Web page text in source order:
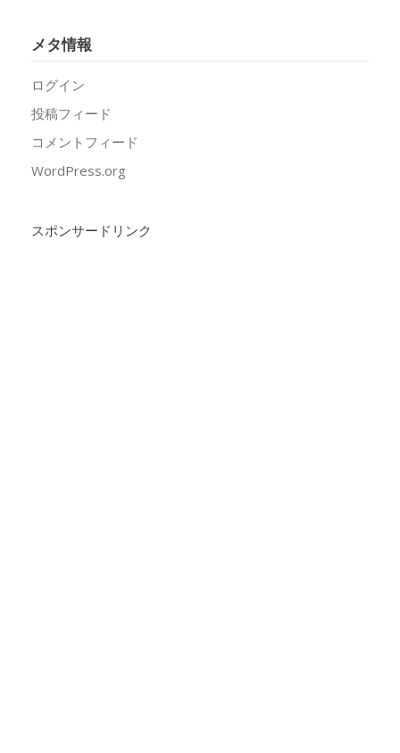
メタ情報
ログイン
投稿フィード
コメントフィード
WordPress.org
スポンサードリンク